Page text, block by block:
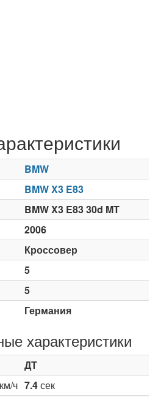
BMW
BMW X3 E83
BMW X3 E83 30d MT
2006
Кроссовер
5
5
Германия
характеристики
ДТ
ч 7.4сек